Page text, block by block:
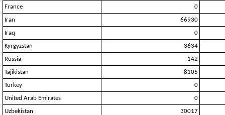
France
0
Iran
66930
Iraq
0
Kyrgyzstan
3634
Russia
142
Tajikistan
8105
Turkey
0
United Arab Emirates
0
Uzbekistan
30017